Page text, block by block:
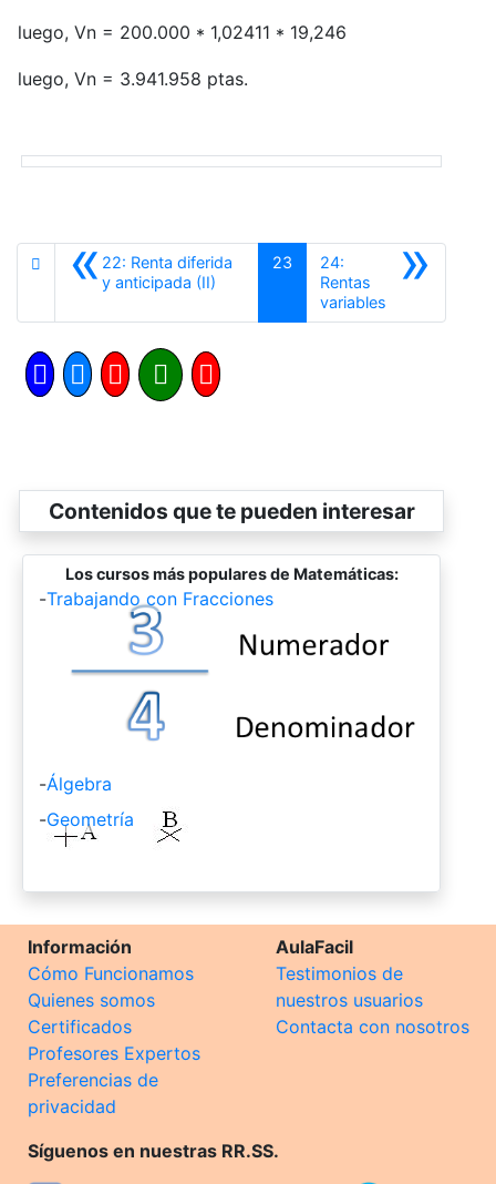
luego, Vn = 200.000 * 1,02411 * 19,246
luego, Vn = 3.941.958 ptas.
«22: Renta diferida
y anticipada (II)
23 »
24:
Rentas
variables
Contenidos que te pueden interesar
Los cursos más populares de Matemáticas:
-Trabajando con Fracciones
-Álgebra
-Geometría
Información
Cómo Funcionamos
Quienes somos
Certificados
Profesores Expertos
Preferencias de
privacidad
AulaFacil
Testimonios de
nuestros usuarios
Contacta con nosotros
Síguenos en nuestras RR.SS.